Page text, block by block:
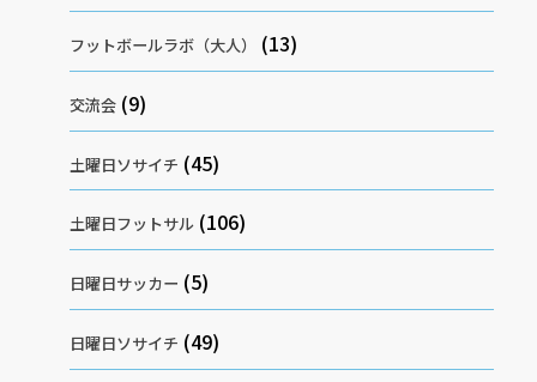
フットボールラボ（大人） (13)
交流会 (9)
土曜日ソサイチ (45)
土曜日フットサル (106)
日曜日サッカー (5)
日曜日ソサイチ (49)